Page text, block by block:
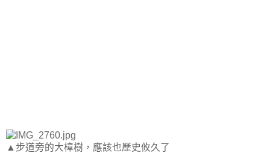
▲步道旁的大樟樹，應該也歷史攸久了